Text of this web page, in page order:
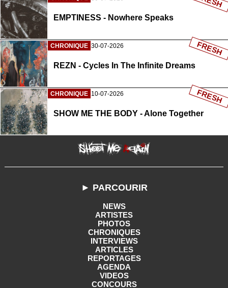
EMPTINESS - Nowhere Speaks
CHRONIQUE 30-07-2026
REZN - Cycles In The Infinite Dreams
FRESH
CHRONIQUE 10-07-2026
SHOW ME THE BODY - Alone Together
FRESH
► PARCOURIR
NEWS
ARTISTES
PHOTOS
CHRONIQUES
INTERVIEWS
ARTICLES
REPORTAGES
AGENDA
VIDEOS
CONCOURS